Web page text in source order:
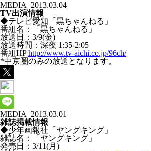
MEDIA
2013.03.04
TV出演情報
◆テレビ愛知「黒ちゃんねる」
番組名：「黒ちゃんねる」
放送日：3/9(金)
放送時間：深夜 1:35-2:05
番組HPhttp://www.tv-aichi.co.jp/96ch/
*中京圏のみの放送となります。
MEDIA
2013.03.01
雑誌掲載情報
◆少年画報社「ヤングキング」
雑誌名：「ヤングキング」
発売日：3/11(月)